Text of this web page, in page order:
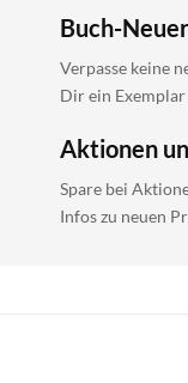
Buch-
Verpasse keine
Dir ein
Aktionen
Spare bei
Infos zu neuen